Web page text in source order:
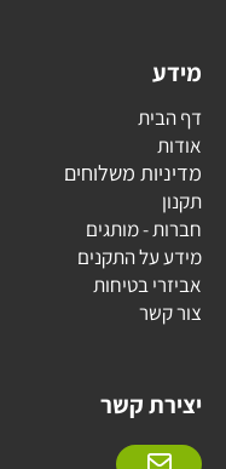
מידע
דף הבית
אודות
מדיניות משלוחים
תקנון
חברות - מותגים
מידע על התקנים
אביזרי בטיחות
צור קשר
יצירת קשר